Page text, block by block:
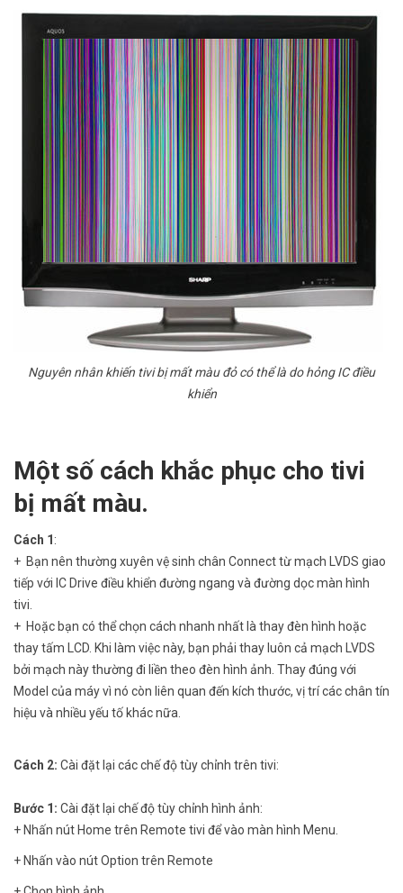
Nguyên nhân khiến tivi bị mất màu đỏ có thể là do hỏng IC điều
khiển
Một số cách khắc phục cho tivi
bị mất màu.
Cách 1 :
+ Bạn nên thường xuyên vệ sinh chân Connect từ mạch LVDS giao
tiếp với IC Drive điều khiển đường ngang và đường dọc màn hình
tivi.
+ Hoặc bạn có thể chọn cách nhanh nhất là thay đèn hình hoặc
thay tấm LCD. Khi làm việc này, bạn phải thay luôn cả mạch LVDS
bởi mạch này thường đi liền theo đèn hình ảnh. Thay đúng với
Model của máy vì nó còn liên quan đến kích thước, vị trí các chân tín
hiệu và nhiều yếu tố khác nữa.
Cách 2: Cài đặt lại các chế độ tùy chỉnh trên tivi:
Bước 1: Cài đặt lại chế độ tùy chỉnh hình ảnh:
+ Nhấn nút Home trên Remote tivi để vào màn hình Menu.
+ Nhấn vào nút Option trên Remote